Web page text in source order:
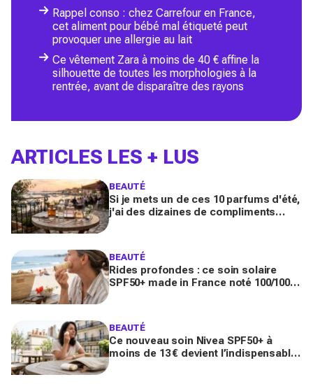
Rappel conso : chez Carrefour en France,
cet aliment pour bébé mal étiqueté peut
provoquer une allergie au lait
Ce vêtement Zara à moins de 40 € affine la
silhouette de toutes les morphologies à la
rentrée, avant de disparaître des rayons
ARTICLES LES + LUS
BEAUTÉ
Si je mets un de ces 10 parfums d'été,
j'ai des dizaines de compliments
BEAUTÉ
Rides profondes : ce soin solaire
SPF50+ made in France noté 100/100
BEAUTÉ
Ce nouveau soin Nivea SPF50+ à
moins de 13 € devient l’indispensable